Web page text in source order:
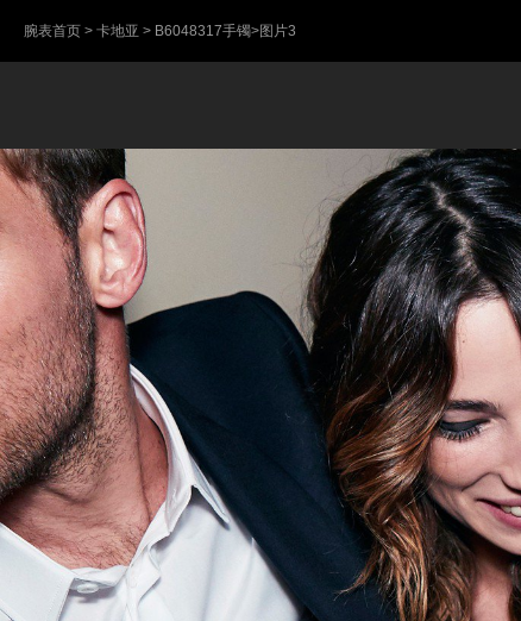
腕表首页 > 卡地亚 > B6048317手镯>图片3